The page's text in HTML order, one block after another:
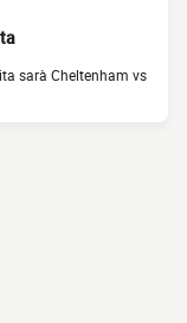
sarà Cheltenham vs